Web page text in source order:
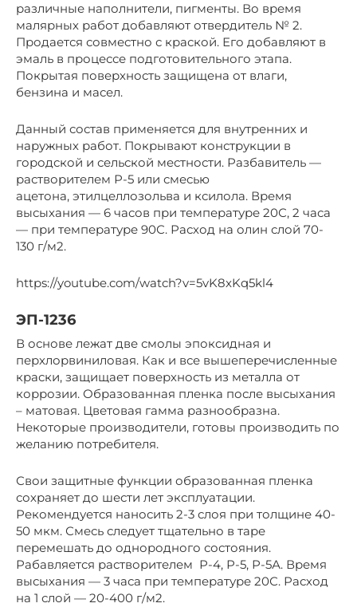
различные наполнители, пигменты. Во время
малярных работ добавляют отвердитель № 2.
Продается совместно с краской. Его добавляют в
эмаль в процессе подготовительного этапа.
Покрытая поверхность защищена от влаги,
бензина и масел.
Данный состав применяется для внутренних и
наружных работ. Покрывают конструкции в
городской и сельской местности. Разбавитель —
растворителем Р-5 или смесью
ацетона, этилцеллозольва и ксилола. Время
высыхания — 6 часов при температуре 20С, 2 часа
— при температуре 90С. Расход на олин слой 70-
130 г/м2.
https://youtube.com/watch?v=5vK8xKq5kl4
ЭП-1236
В основе лежат две смолы эпоксидная и
перхлорвиниловая. Как и все вышеперечисленные
краски, защищает поверхность из металла от
коррозии. Образованная пленка после высыхания
– матовая. Цветовая гамма разнообразна.
Некоторые производители, готовы производить по
желанию потребителя.
Свои защитные функции образованная пленка
сохраняет до шести лет эксплуатации.
Рекомендуется наносить 2-3 слоя при толщине 40-
50 мкм. Смесь следует тщательно в таре
перемешать до однородного состояния.
Рабавляется растворителем Р-4, Р-5, Р-5А. Время
высыхания — 3 часа при температуре 20С. Расход
на 1 слой — 20-400 г/м2.